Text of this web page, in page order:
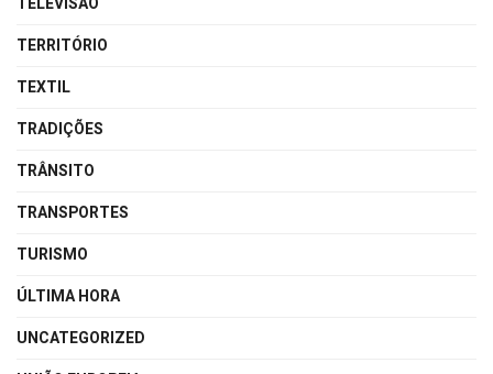
TERRITÓRIO
TEXTIL
TRADIÇÕES
TRÂNSITO
TRANSPORTES
TURISMO
ÚLTIMA HORA
UNCATEGORIZED